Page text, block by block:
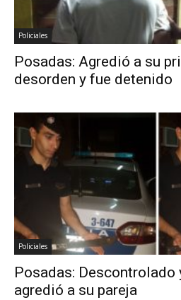
Policiales
Posadas: Agredió a su
desorden y fue detenido
Policiales
Posadas: Descontrolado
agredió a su pareja